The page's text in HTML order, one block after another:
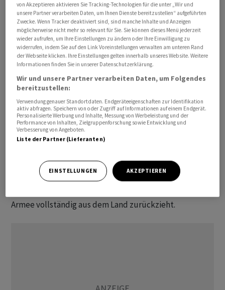
schützen.
Katz erklärte zudem, die Hisbollah habe Israel zweimal
angegriffen - nach dem Terrorüberfall der islamistischen
Hamas auf Israel am 7. Oktober 2023 sowie nach Beginn
des Iran-Krieges am 28. Februar.
Libanons Bedingungen
Aktuell knüpft die libanesische Regierung ihre
Teilnahme an einer weiteren Gesprächsrunde mit Israel
in Rom an einen Truppenrückzug aus zwei festgelegten
ein solcher Schritt gelte vor den bis Mitte Oktober
erwarteten Parlamentswahlen als unwahrscheinlich. Der
Armee vollständig aus dem Land zurückzieht.
von Akzeptieren aktivieren Sie Tracking-Technologien für die unter „Wir und
unsere Partner verarbeiten Daten, um Ihnen Dienste bereitzustellen“ aufgeführten
Zwecke. Wenn Tracker deaktiviert sind, sind manche Inhalte und Anzeigen
möglicherweise nicht mehr so relevant für Sie. Sie können dieses Menü jederzeit
wieder aufrufen, um Ihre Einstellungen zu ändern oder Ihre Einwilligung zu
widerrufen, indem Sie auf den Link Voreinstellungen verwalten am unteren Rand
der Webseite klicken. Ihre Einstellungen gelten innerhalb unseres Website. Weitere
Informationen finden Sie in unserer Datenschutzerklärung.
Wir und unsere Partner verarbeiten Daten, um Folgendes
bereitzustellen:
Verwendung genauer Standortdaten. Endgeräteeigenschaften zur Identifikation
aktiv abfragen. Speichern von oder Zugriff auf Informationen auf einem Endgerät.
Personalisierte Werbung und Inhalte, Messung von Werbeleistung und der
Performance von Inhalten, Zielgruppenforschung sowie Entwicklung und
Verbesserung von Angeboten.
Liste der Partner (Lieferanten)
EINSTELLUNGEN AKZEPTIEREN